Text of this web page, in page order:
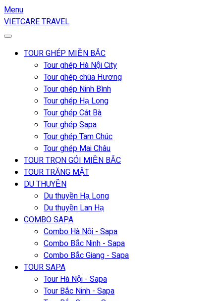
Menu
VIETCARE TRAVEL
TOUR GHÉP MIỀN BẮC
Tour ghép Hà Nội City
Tour ghép chùa Hương
Tour ghép Ninh Bình
Tour ghép Hạ Long
Tour ghép Cát Bà
Tour ghép Sapa
Tour ghép Tam Chúc
Tour ghép Mai Châu
TOUR TRỌN GÓI MIỀN BẮC
TOUR TRĂNG MẬT
DU THUYỀN
Du thuyền Hạ Long
Du thuyền Lan Hạ
COMBO SAPA
Combo Hà Nội - Sapa
Combo Bắc Ninh - Sapa
Combo Bắc Giang - Sapa
TOUR SAPA
Tour Hà Nội - Sapa
Tour Bắc Ninh - Sapa